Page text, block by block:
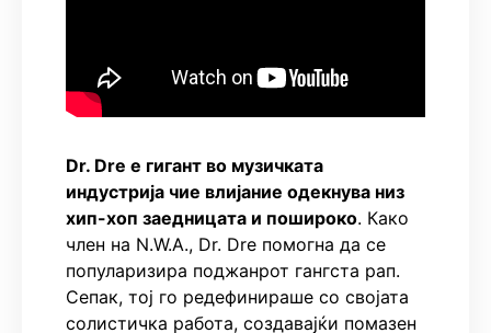
Dr. Dre е гигант во музичката
индустрија чие влијание одекнува низ
хип-хоп заедницата и пошироко. Како
член на N.W.A., Dr. Dre помогна да се
популаризира поджанрот гангста рап.
Сепак, тој го редефинираше со својата
солистичка работа, создавајќи помазен